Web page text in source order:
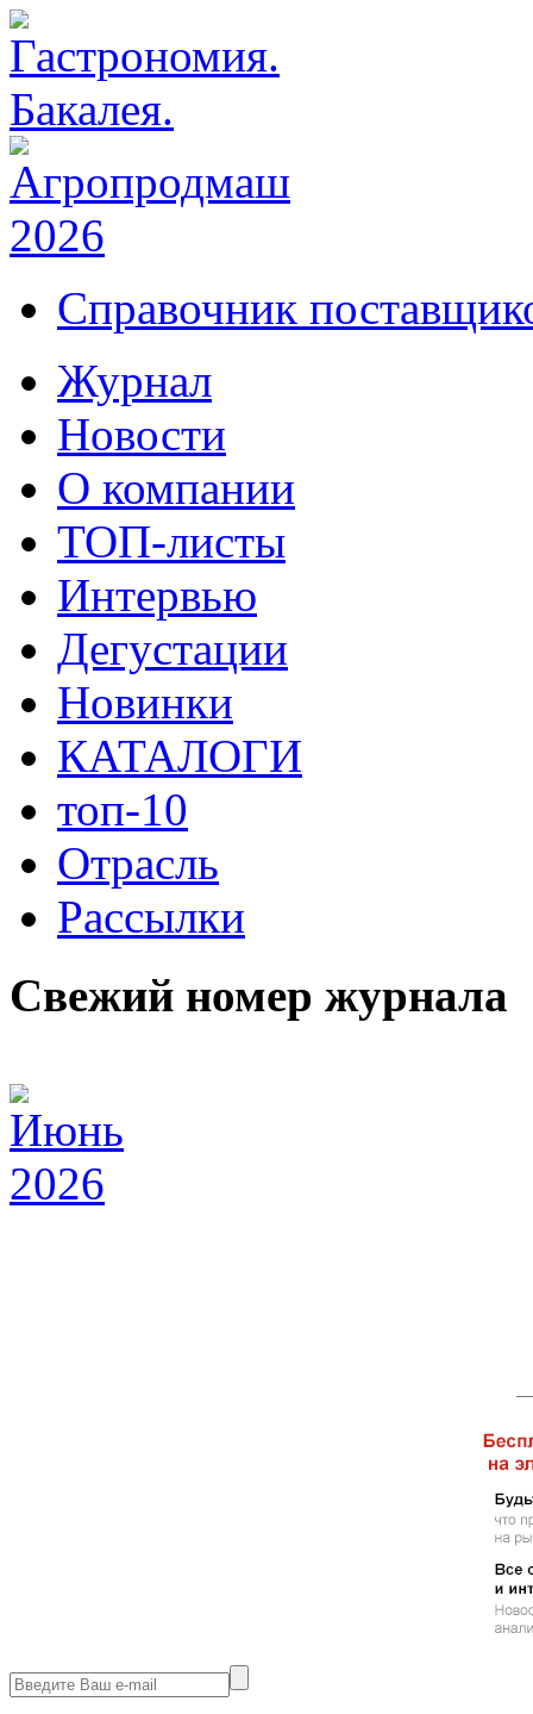
Справочник
Журнал
Новости
О компании
ТОП-листы
Интервью
Дегустации
Новинки
КАТАЛОГИ
топ-10
Отрасль
Рассылки
Свежий номер журнала